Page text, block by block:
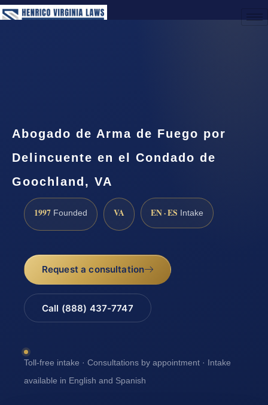
Abogado de Arma de Fuego por
Delincuente en el Condado de
Goochland, VA
1997 Founded VA EN · ES Intake
Request a consultation
Call (888) 437-7747
Toll-free intake · Consultations by appointment · Intake
available in English and Spanish